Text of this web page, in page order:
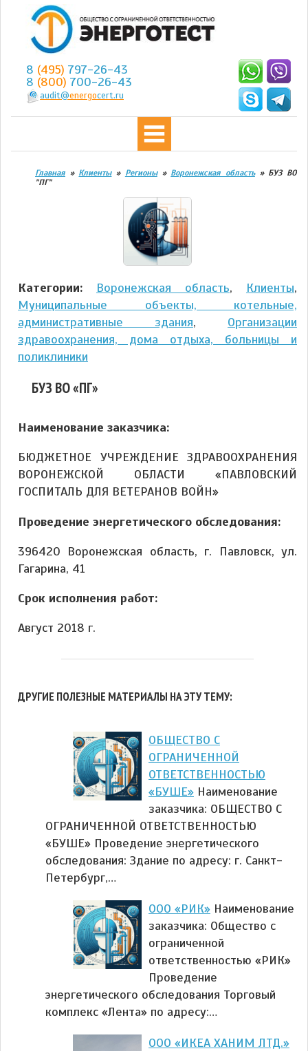
8 (495) 797-26-43
8 (800) 700-26-43
audit@energocert.ru
Главная » Клиенты» Регионы» Воронежская область» БУЗ ВО
"ПГ"
Категории: Воронежская область, Клиенты,
Муниципальные объекты, котельные,
административные здания, Организации
здравоохранения, дома отдыха, больницы и
поликлиники
БУЗ ВО «ПГ»
Наименование заказчика:
БЮДЖЕТНОЕ УЧРЕЖДЕНИЕ ЗДРАВООХРАНЕНИЯ
ВОРОНЕЖСКОЙ ОБЛАСТИ «ПАВЛОВСКИЙ
ГОСПИТАЛЬ ДЛЯ ВЕТЕРАНОВ ВОЙН»
Проведение энергетического обследования:
396420 Воронежская область, г. Павловск, ул.
Гагарина, 41
Срок исполнения работ:
Август 2018 г.
ДРУГИЕ ПОЛЕЗНЫЕ МАТЕРИАЛЫ НА ЭТУ ТЕМУ:
ОБЩЕСТВО С
ОГРАНИЧЕННОЙ
ОТВЕТСТВЕННОСТЬЮ
«БУШЕ» Наименование
заказчика: ОБЩЕСТВО С
ОГРАНИЧЕННОЙ ОТВЕТСТВЕННОСТЬЮ
«БУШЕ» Проведение энергетического
обследования: Здание по адресу: г. Санкт-
Петербург,…
ООО «РИК» Наименование
заказчика: Общество с
ограниченной
ответственностью «РИК»
Проведение
энергетического обследования Торговый
комплекс «Лента» по адресу:…
ООО «ИКЕА ХАНИМ ЛТД.»